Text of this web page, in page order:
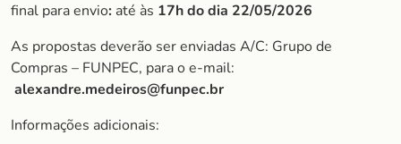
final para envio: até às 17h do dia 22/05/2026
As propostas deverão ser enviadas A/C: Grupo de
Compras – FUNPEC, para o e-mail:
alexandre.medeiros@funpec.br
Informações adicionais: